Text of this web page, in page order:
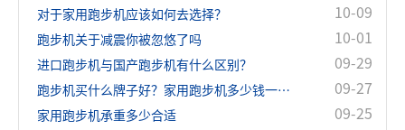
10-09
对于家用跑步机应该如何去选择？
10-01
跑步机关于减震你被忽悠了吗
09-29
进口跑步机与国产跑步机有什么区别？
09-27
跑步机买什么牌子好？家用跑步机多少钱一台？
09-25
家用跑步机承重多少合适